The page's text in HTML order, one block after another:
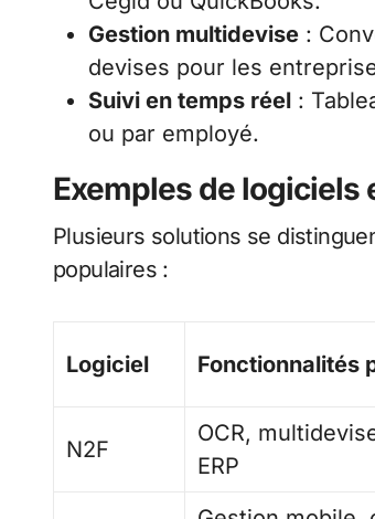
Gestion multidevise :
devises pour les
Suivi en temps réel :
ou par employé.
Exemples de logiciels
Plusieurs solutions se
populaires :
Logiciel Fonctionnalités
N2F
OCR,
ERP